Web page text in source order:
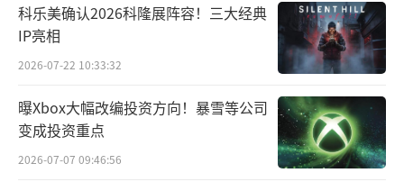
科乐美确认2026科隆展阵容！三大经典
IP亮相
2026-07-22 10:33:32
曝Xbox大幅改编投资方向！暴雪等公司
变成投资重点
2026-07-07 09:46:56